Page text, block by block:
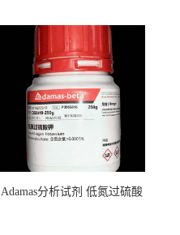
Adamas分析试剂 低氮过硫酸